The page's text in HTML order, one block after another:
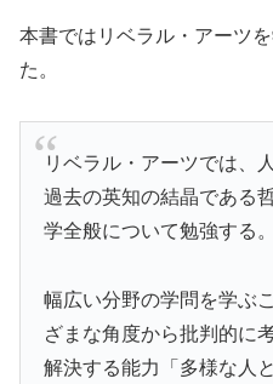
本書ではリベラル・アーツ
た。
リベラル・アーツでは、
過去の英知の結晶である
学全般について勉強する。
幅広い分野の学問を学ぶ
ざまな角度から批判的に
解決する能力「多様な人